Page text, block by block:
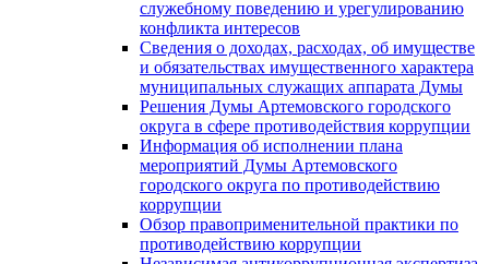
служебному поведению и урегулированию
конфликта интересов
Сведения о доходах, расходах, об имуществе
и обязательствах имущественного характера
муниципальных служащих аппарата Думы
Решения Думы Артемовского городского
округа в сфере противодействия коррупции
Информация об исполнении плана
мероприятий Думы Артемовского
городского округа по противодействию
коррупции
Обзор правоприменительной практики по
противодействию коррупции